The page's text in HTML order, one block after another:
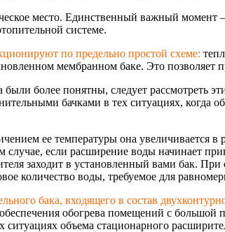
место. Единственный важный момент
системе.
по предельно простой схеме:
мембранном баке. Это позволяет
более понятны, следует рассмотреть
бачками в тех ситуациях, когда
ее температуры она увеличивается
если расширение воды начинает
заходит в установленный вами бак.
количество воды, требуемое для
бака, входящего в состав
обогрева помещений с
объема стационарного